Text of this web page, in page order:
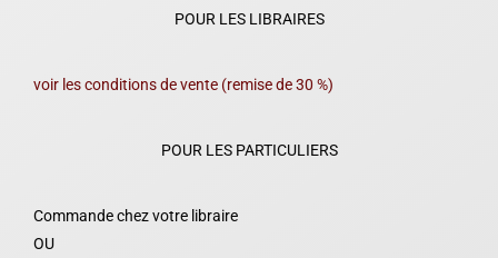
POUR LES LIBRAIRES
voir les conditions de vente (remise de 30 %)
POUR LES PARTICULIERS
Commande chez votre libraire
OU